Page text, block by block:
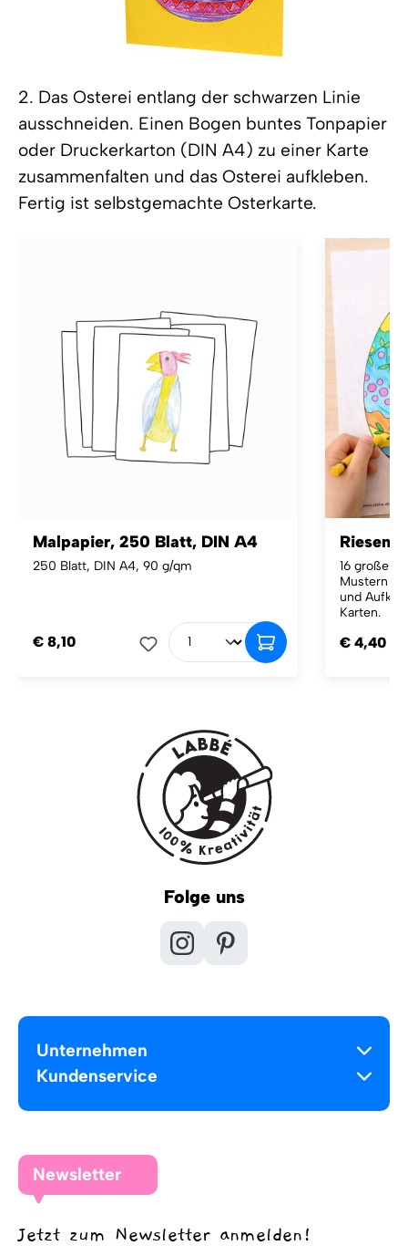
2. Das Osterei entlang der schwarzen Linie
ausschneiden. Einen Bogen buntes Tonpapier
oder Druckerkarton (DIN A4) zu einer Karte
zusammenfalten und das Osterei aufkleben.
Fertig ist selbstgemachte Osterkarte.
Malpapier, 250 Blatt, DIN A4
250 Blatt, DIN A4, 90 g/qm
€ 8,10
Riesen-
16 große
Mustern –
und
Karten.
€ 4,40
Folge uns
Unternehmen
Kundenservice
Newsletter
Jetzt zum Newsletter anmelden!